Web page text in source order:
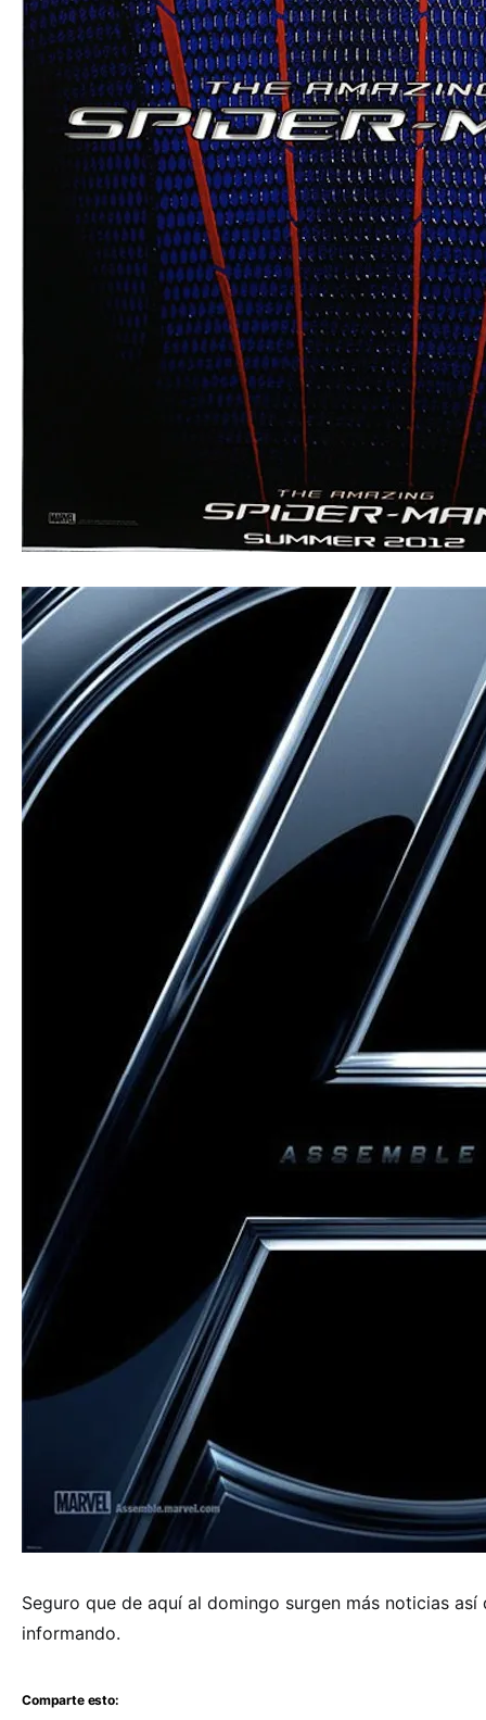
Seguro que de aquí al domingo surgen más noticias así
informando.
Comparte esto: